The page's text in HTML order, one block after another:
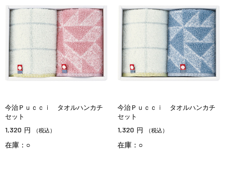
今治Ｐｕｃｃｉ タオルハンカチ
セット
1,320 円 （税込）
在庫：○
今治Ｐｕｃｃｉ タオルハンカチ
セット
1,320 円 （税込）
在庫：○